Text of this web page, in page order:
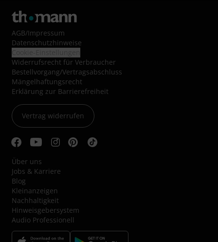
AGB/Impressum
Datenschutzhinweise
Widerrufsrecht für Verbraucher
Bestellvorgang/Vertragsabschluss
Mängelhaftungsrecht
Erklärung zur Barrierefreiheit
Vertrag widerrufen
Über uns
Jobs & Karriere
Blog
Kleinanzeigen
Nachhaltigkeit
Hinweisgebersystem
Audio Professionell